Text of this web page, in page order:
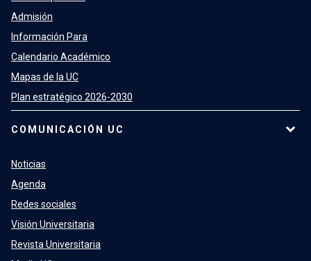
Admisión
Información Para
Calendario Académico
Mapas de la UC
Plan estratégico 2026-2030
COMUNICACIÓN UC
Noticias
Agenda
Redes sociales
Visión Universitaria
Revista Universitaria